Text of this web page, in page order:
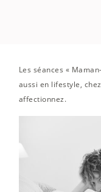
Les séances «
aussi en lifestyle,
affectionnez.